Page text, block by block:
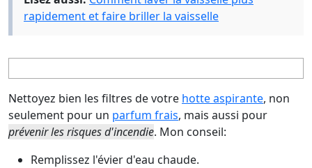
rapidement et faire briller la vaisselle
Nettoyez bien les filtres de votre hotte aspirante, non
seulement pour un parfum frais, mais aussi pour
prévenir les risques d'incendie. Mon conseil:
Remplissez l'évier d'eau chaude.